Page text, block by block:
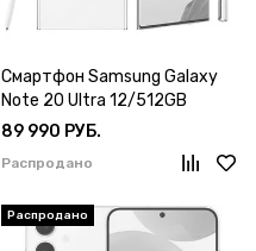
Смартфон Samsung Galaxy
Note 20 Ultra 12/512GB
Ростест
89 990 РУБ.
Распродано